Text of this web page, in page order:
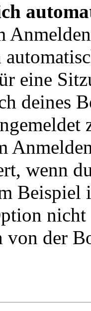
eine
deines
wenn
Beispiel
von der